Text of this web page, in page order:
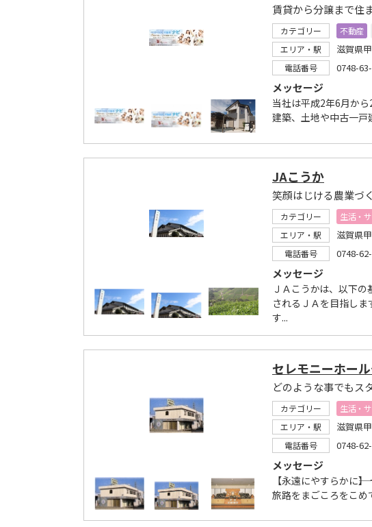
賃貸から分譲まで住
カテゴリー 不動産
エリア・駅
滋賀県
電話番号 0748-
メッセージ
当社は平成2年6月か
建築、土地や中古一戸
JAこうか
笑顔はじける農業づ
カテゴリー 生活・
エリア・駅
滋賀県
電話番号 0748-
メッセージ
ＪＡこうかは、以下
されるＪＡを目指し
す...
セレモニーホー
カテゴリー 生活・
エリア・駅
滋賀県
電話番号 0748-
メッセージ
【永遠にやすらかに
旅路をまごころをこめ